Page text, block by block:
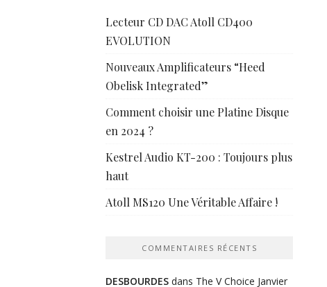
Lecteur CD DAC Atoll CD400
EVOLUTION
Nouveaux Amplificateurs “Heed
Obelisk Integrated”
Comment choisir une Platine Disque
en 2024 ?
Kestrel Audio KT-200 : Toujours plus
haut
Atoll MS120 Une Véritable Affaire !
COMMENTAIRES RÉCENTS
DESBOURDES dans The V Choice Janvier